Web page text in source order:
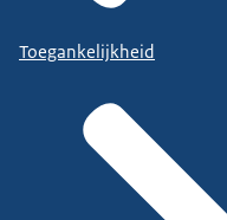
Toegankelijkheid